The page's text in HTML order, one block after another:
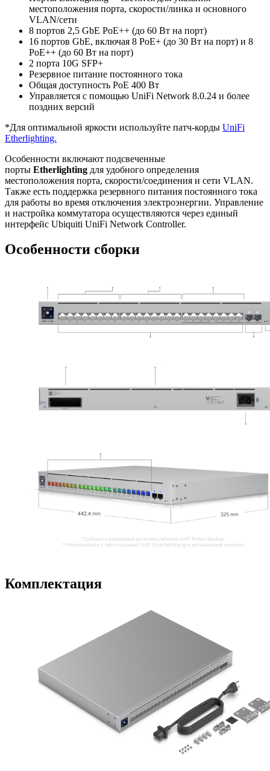
местоположения порта, скорости/линка и основного
VLAN/сети
8 портов 2,5 GbE PoE++ (до 60 Вт на порт)
16 портов GbE, включая 8 PoE+ (до 30 Вт на порт) и 8
PoE++ (до 60 Вт на порт)
2 порта 10G SFP+
Резервное питание постоянного тока
Общая доступность PoE 400 Вт
Управляется с помощью UniFi Network 8.0.24 и более
поздних версий
*Для оптимальной яркости используйте патч-корды UniFi
Etherlighting.
Особенности включают подсвеченные
порты Etherlighting для удобного определения
местоположения порта, скорости/соединения и сети VLAN.
Также есть поддержка резервного питания постоянного тока
для работы во время отключения электроэнергии. Управление
и настройка коммутатора осуществляются через единый
интерфейс Ubiquiti UniFi Network Controller.
Особенности сборки
Комплектация